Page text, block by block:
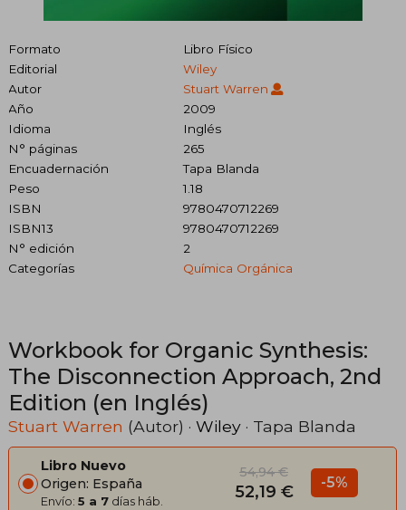
Formato
Libro Físico
Editorial
Wiley
Autor
Stuart Warren
Año
2009
Idioma
Inglés
N° páginas
265
Encuadernación
Tapa Blanda
Peso
1.18
ISBN
9780470712269
ISBN13
9780470712269
N° edición
2
Categorías
Química Orgánica
Workbook for Organic Synthesis:
The Disconnection Approach, 2nd
Edition (en Inglés)
Stuart Warren (Autor) · Wiley · Tapa Blanda
Libro Nuevo
Origen: España
Envío: 5 a 7 días háb.
54,94 €
52,19 € -5%